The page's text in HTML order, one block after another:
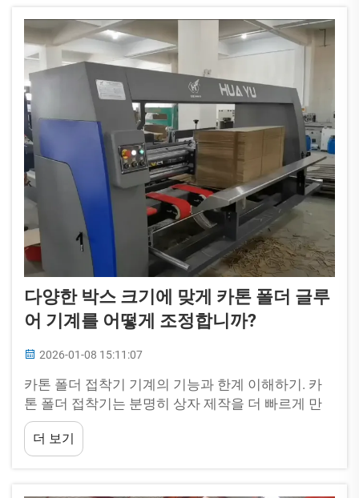
다양한 박스 크기에 맞게 카톤 폴더 글루
어 기계를 어떻게 조정합니까?
2026-01-08 15:11:07
카톤 폴더 접착기 기계의 기능과 한계 이해하기. 카
톤 폴더 접착기는 분명히 상자 제작을 더 빠르게 만
들어주지만, 물리적 및 재질적으로 처리할 수 있는 범
위에 있어서는 분명한 한계가 있습니다. 대부분의 기
계는 최적의 상태에서...
더 보기